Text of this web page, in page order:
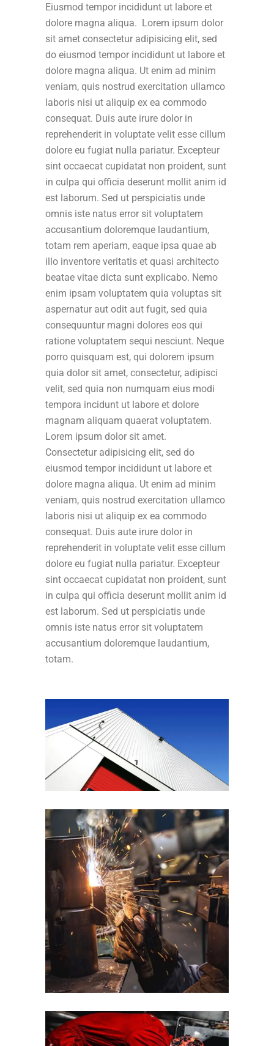
Eiusmod tempor incididunt ut labore et
dolore magna aliqua. Lorem ipsum dolor
sit amet consectetur adipisicing elit, sed
do eiusmod tempor incididunt ut labore et
dolore magna aliqua. Ut enim ad minim
veniam, quis nostrud exercitation ullamco
laboris nisi ut aliquip ex ea commodo
consequat. Duis aute irure dolor in
reprehenderit in voluptate velit esse cillum
dolore eu fugiat nulla pariatur. Excepteur
sint occaecat cupidatat non proident, sunt
in culpa qui officia deserunt mollit anim id
est laborum. Sed ut perspiciatis unde
omnis iste natus error sit voluptatem
accusantium doloremque laudantium,
totam rem aperiam, eaque ipsa quae ab
illo inventore veritatis et quasi architecto
beatae vitae dicta sunt explicabo. Nemo
enim ipsam voluptatem quia voluptas sit
aspernatur aut odit aut fugit, sed quia
consequuntur magni dolores eos qui
ratione voluptatem sequi nesciunt. Neque
porro quisquam est, qui dolorem ipsum
quia dolor sit amet, consectetur, adipisci
velit, sed quia non numquam eius modi
tempora incidunt ut labore et dolore
magnam aliquam quaerat voluptatem.
Lorem ipsum dolor sit amet.
Consectetur adipisicing elit, sed do
eiusmod tempor incididunt ut labore et
dolore magna aliqua. Ut enim ad minim
veniam, quis nostrud exercitation ullamco
laboris nisi ut aliquip ex ea commodo
consequat. Duis aute irure dolor in
reprehenderit in voluptate velit esse cillum
dolore eu fugiat nulla pariatur. Excepteur
sint occaecat cupidatat non proident, sunt
in culpa qui officia deserunt mollit anim id
est laborum. Sed ut perspiciatis unde
omnis iste natus error sit voluptatem
accusantium doloremque laudantium,
totam.